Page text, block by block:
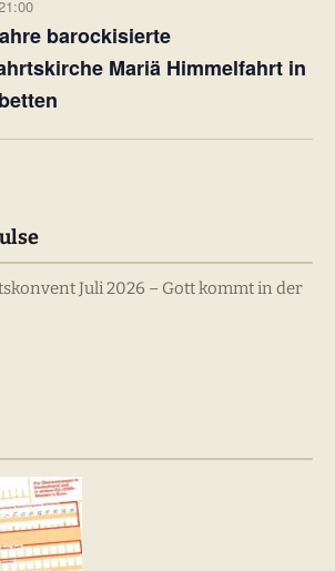
barockisierte
Mariä Himmelfahrt in
Juli 2026 – Gott kommt in der